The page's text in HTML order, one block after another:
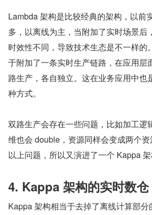
Lambda 架构是比较经典的架构，以前
多，以离线为主，当附加了实时场景后
时效性不同，导致技术生态是不一样的
于附加了一条实时生产链路，在应用层
路生产，各自独立。这在业务应用中也
种方式。
双路生产会存在一些问题，比如加工逻
维也会 double，资源同样会变成两个
以上问题，所以又演进了一个 Kappa 架
4. Kappa 架构的实时数仓
Kappa 架构相当于去掉了离线计算部分